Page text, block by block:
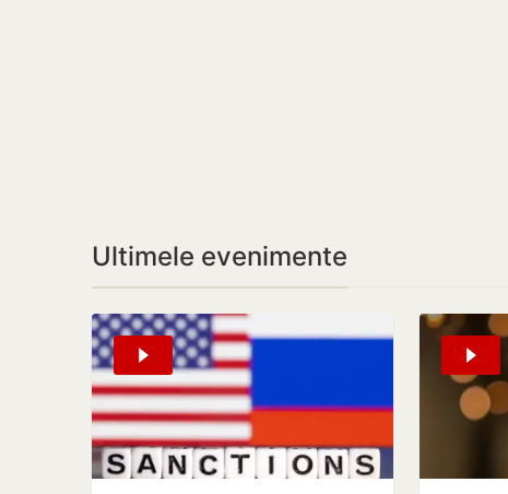
Ultimele evenimente